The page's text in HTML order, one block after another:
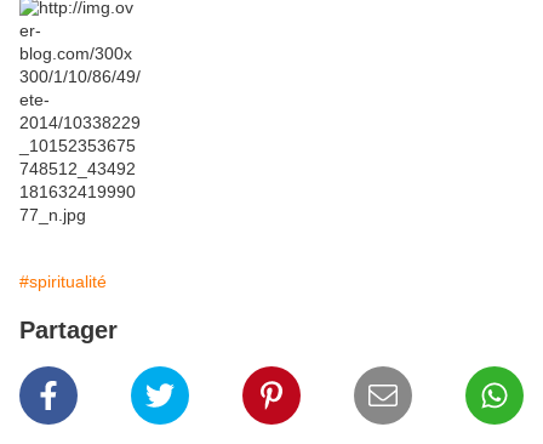
#spiritualité
Partager